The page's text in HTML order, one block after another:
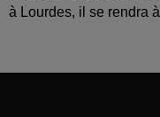
à Lourdes, il se rendra